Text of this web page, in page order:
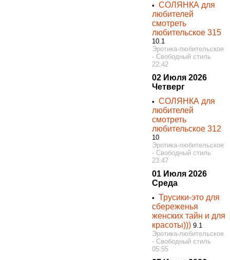
•СОЛЯНКА для
любителей
смотреть
любительское 315
10.1
Эротика-любительское
- Свободный стиль
22:42
02 Июля 2026
Четверг
•СОЛЯНКА для
любителей
смотреть
любительское 312
10
Эротика-любительское
- Свободный стиль
23:47
01 Июля 2026
Среда
• Трусики-это для
сбереженья
женских тайн и для
красоты))) 9.1
Эротика-любительское
- Свободный стиль
05:55